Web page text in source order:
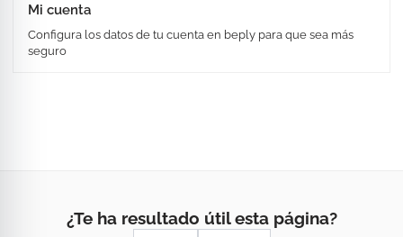
Mi cuenta
Configura los datos de tu cuenta en beply para que sea más
seguro
¿Te ha resultado útil esta página?